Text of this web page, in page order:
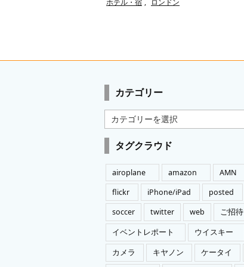
ホテル・宿 , ロンドン
カテゴリー
カ
テ
ゴ
リ
ー
タグクラウド
airoplane amazon AMN
flickr
iPhone/iPad posted
soccer
twitter web ご招待
イベントレポート
ウイスキー
カメラ
キヤノン ケータイ